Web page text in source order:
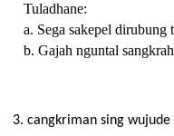
Tuladhane:
a. Sega sakepel dirubung
b. Gajah nguntal
3. cangkriman sing